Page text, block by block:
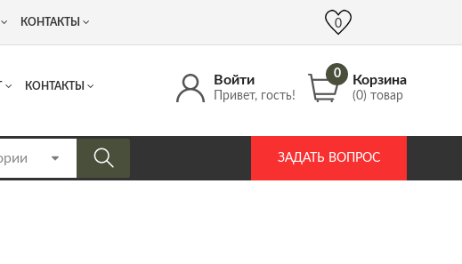
+7 (917) 537 17 16 info@DrozdPcp.ru
Войти
Привет, гость!
0 Корзина
(0) товар
КОНТАКТЫ
ЗАДАТЬ ВОПРОС
КОНТАКТЫ 0